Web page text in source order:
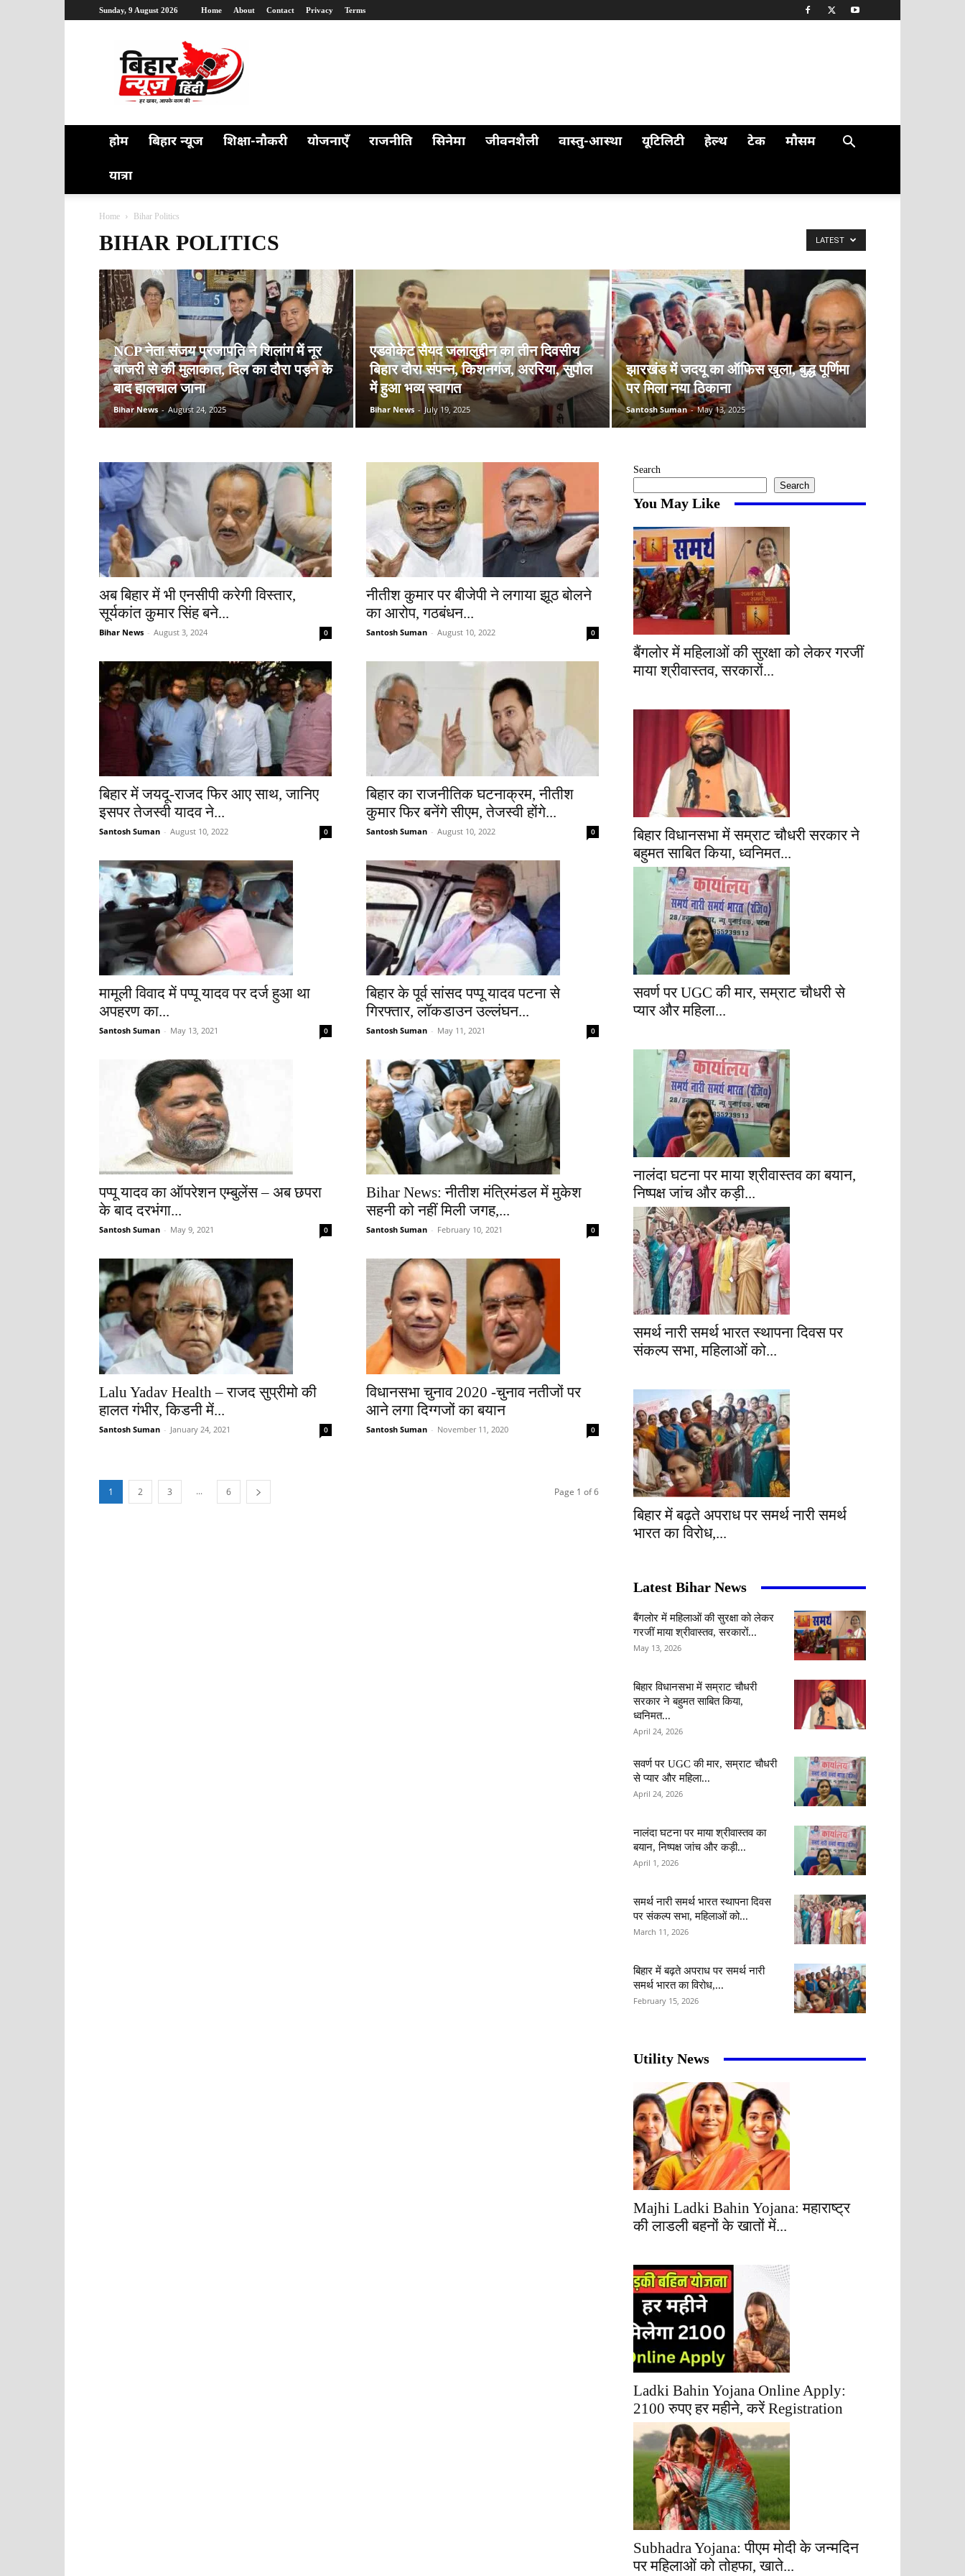
Sunday, 9 August 2026 Home About Contact Privacy Terms
Bihar
News
Hindi
होम बिहार न्यूज शिक्षा-नौकरी योजनाएँ राजनीति सिनेमा जीवनशैली वास्तु-आस्था यूटिलिटी हेल्थ टेक मौसम
यात्रा
Home Bihar Politics
BIHAR POLITICS LATEST
NCP नेता संजय प्रजापति ने शिलांग में नूर
बाजरी से की मुलाकात, दिल का दौरा पड़ने के
बाद हालचाल जाना
Bihar News - August 24, 2025
एडवोकेट सैयद जलालुद्दीन का तीन दिवसीय
बिहार दौरा संपन्न, किशनगंज, अररिया, सुपौल
में हुआ भव्य स्वागत
Bihar News - July 19, 2025
झारखंड में जदयू का ऑफिस खुला, बुद्ध पूर्णिमा
पर मिला नया ठिकाना
Santosh Suman - May 13, 2025
अब बिहार में भी एनसीपी करेगी विस्तार,
सूर्यकांत कुमार सिंह बने...
Bihar News - August 3, 2024 0
नीतीश कुमार पर बीजेपी ने लगाया झूठ बोलने
का आरोप, गठबंधन...
Santosh Suman - August 10, 2022 0
बिहार में जयदू-राजद फिर आए साथ, जानिए
इसपर तेजस्वी यादव ने...
Santosh Suman - August 10, 2022 0
बिहार का राजनीतिक घटनाक्रम, नीतीश
कुमार फिर बनेंगे सीएम, तेजस्वी होंगे...
Santosh Suman - August 10, 2022 0
मामूली विवाद में पप्पू यादव पर दर्ज हुआ था
अपहरण का...
Santosh Suman - May 13, 2021 0
बिहार के पूर्व सांसद पप्पू यादव पटना से
गिरफ्तार, लॉकडाउन उल्लंघन...
Santosh Suman - May 11, 2021 0
पप्पू यादव का ऑपरेशन एम्बुलेंस – अब छपरा
के बाद दरभंगा...
Santosh Suman - May 9, 2021 0
Bihar News: नीतीश मंत्रिमंडल में मुकेश
सहनी को नहीं मिली जगह,...
Santosh Suman - February 10, 2021 0
Lalu Yadav Health – राजद सुप्रीमो की
हालत गंभीर, किडनी में...
Santosh Suman - January 24, 2021 0
विधानसभा चुनाव 2020 -चुनाव नतीजों पर
आने लगा दिग्गजों का बयान
Santosh Suman - November 11, 2020 0
1 2 3 ... 6 Page 1 of 6
Search
Search
You May Like
बैंगलोर में महिलाओं की सुरक्षा को लेकर गरजीं
माया श्रीवास्तव, सरकारों...
बिहार विधानसभा में सम्राट चौधरी सरकार ने
बहुमत साबित किया, ध्वनिमत...
सवर्ण पर UGC की मार, सम्राट चौधरी से
प्यार और महिला...
नालंदा घटना पर माया श्रीवास्तव का बयान,
निष्पक्ष जांच और कड़ी...
समर्थ नारी समर्थ भारत स्थापना दिवस पर
संकल्प सभा, महिलाओं को...
बिहार में बढ़ते अपराध पर समर्थ नारी समर्थ
भारत का विरोध,...
Latest Bihar News
बैंगलोर में महिलाओं की सुरक्षा को लेकर
गरजीं माया श्रीवास्तव, सरकारों...
May 13, 2026
बिहार विधानसभा में सम्राट चौधरी
सरकार ने बहुमत साबित किया,
ध्वनिमत...
April 24, 2026
सवर्ण पर UGC की मार, सम्राट चौधरी
से प्यार और महिला...
April 24, 2026
नालंदा घटना पर माया श्रीवास्तव का
बयान, निष्पक्ष जांच और कड़ी...
April 1, 2026
समर्थ नारी समर्थ भारत स्थापना दिवस
पर संकल्प सभा, महिलाओं को...
March 11, 2026
बिहार में बढ़ते अपराध पर समर्थ नारी
समर्थ भारत का विरोध,...
February 15, 2026
Utility News
Majhi Ladki Bahin Yojana: महाराष्ट्र
की लाडली बहनों के खातों में...
Ladki Bahin Yojana Online Apply:
2100 रुपए हर महीने, करें Registration
Subhadra Yojana: पीएम मोदी के जन्मदिन
पर महिलाओं को तोहफा, खाते...